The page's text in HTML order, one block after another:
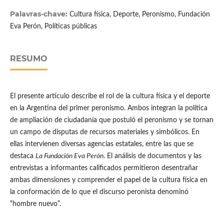
Palavras-chave: Cultura física, Deporte, Peronismo, Fundación
Eva Perón, Políticas públicas
RESUMO
El presente artículo describe el rol de la cultura física y el deporte
en la Argentina del primer peronismo. Ambos integran la política
de ampliación de ciudadanía que postuló el peronismo y se tornan
un campo de disputas de recursos materiales y simbólicos. En
ellas intervienen diversas agencias estatales, entre las que se
destaca La Fundación Eva Perón. El análisis de documentos y las
entrevistas a informantes calificados permitieron desentrañar
ambas dimensiones y comprender el papel de la cultura física en
la conformación de lo que el discurso peronista denominó
“hombre nuevo”.